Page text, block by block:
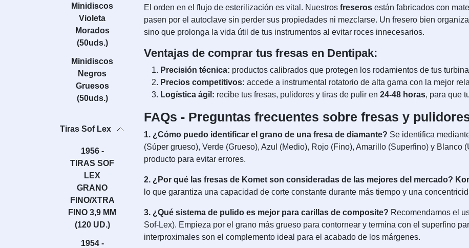
Minidiscos
Violeta
Morados
(50uds.)
Minidiscos
Negros
Gruesos
(50uds.)
Tiras Sof Lex
1956 -
TIRAS SOF
LEX
GRANO
FINO/XTRA
FINO 3,9 MM
(120 UD.)
1954 -
El orden en el flujo de esterilización es vital. Nuestros freseros están fabricados con
pasen por el autoclave sin perder sus propiedades ni mezclarse. Un fresero bien
sino que prolonga la vida útil de tus instrumentos al evitar roces innecesarios.
Ventajas de comprar tus fresas en Dentipak:
Precisión técnica: productos calibrados que protegen los rodamientos de tus
Precios competitivos: accede a instrumental rotatorio de alta gama con la mejor
Logística ágil: recibe tus fresas, pulidores y tiras de pulir en 24-48 horas, para que
FAQs - Preguntas frecuentes sobre fresas y
1. ¿Cómo puedo identificar el grano de una fresa de diamante? Se identifica
(Súper grueso), Verde (Grueso), Azul (Medio), Rojo (Fino), Amarillo (Superfino) y Blanco
producto para evitar errores.
2. ¿Por qué las fresas de Komet son consideradas de las mejores del mercado?
lo que garantiza una capacidad de corte constante durante más tiempo y una
3. ¿Qué sistema de pulido es mejor para carillas de composite? Recomendamos el
Sof-Lex). Empieza por el grano más grueso para contornear y termina con el superfino
interproximales son el complemento ideal para el acabado de los márgenes.